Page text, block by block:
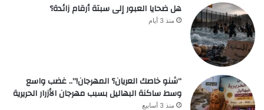
هل ضحايا العبور إلى سبتة أرقام زائدة؟
منذ 3 أيام
“شنو خاصك العريان؟ المهرجان!”.. غضب واسع
وسط ساكنة البهاليل بسبب مهرجان الأزرار الحريرية
منذ 3 أسابيع